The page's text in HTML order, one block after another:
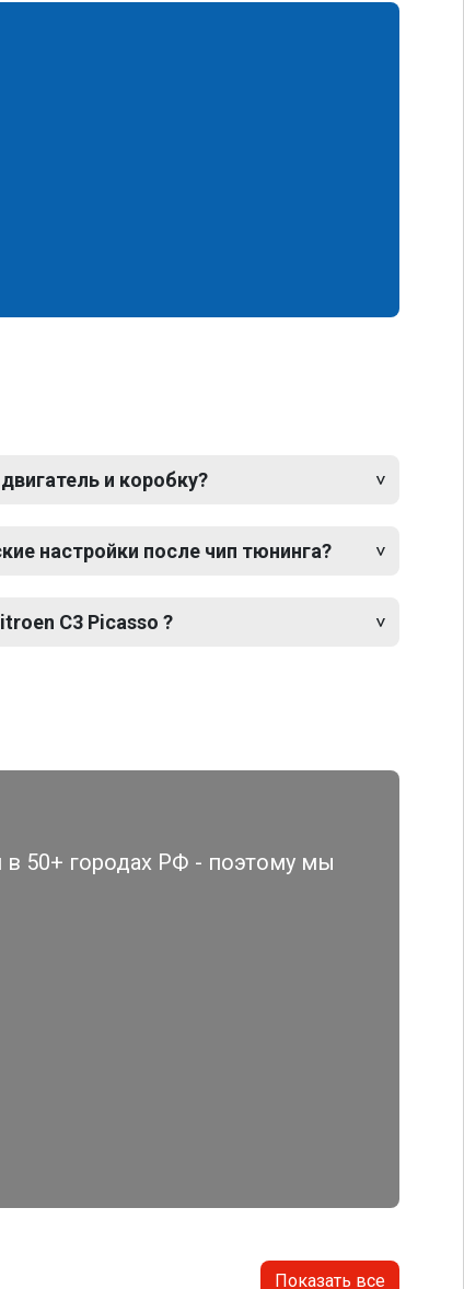
и коробку?
настройки после чип тюнинга?
C3 Picasso ?
50+ городах РФ - поэтому мы
Показать все